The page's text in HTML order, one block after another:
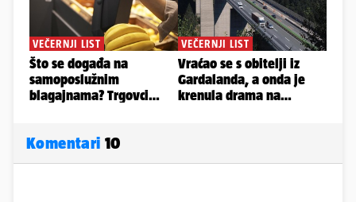
Komentari 10